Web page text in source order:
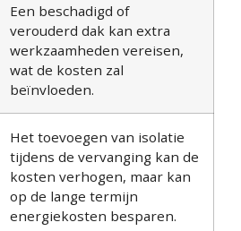
Een beschadigd of
verouderd dak kan extra
werkzaamheden vereisen,
wat de kosten zal
beïnvloeden.
Het toevoegen van isolatie
tijdens de vervanging kan de
kosten verhogen, maar kan
op de lange termijn
energiekosten besparen.